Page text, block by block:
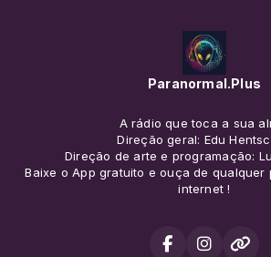
Paranormal.Plus
A rádio que toca a sua
Direção geral: Edu
Direção de arte e programação:
Baixe o App gratuito e ouça de qualquer
internet !